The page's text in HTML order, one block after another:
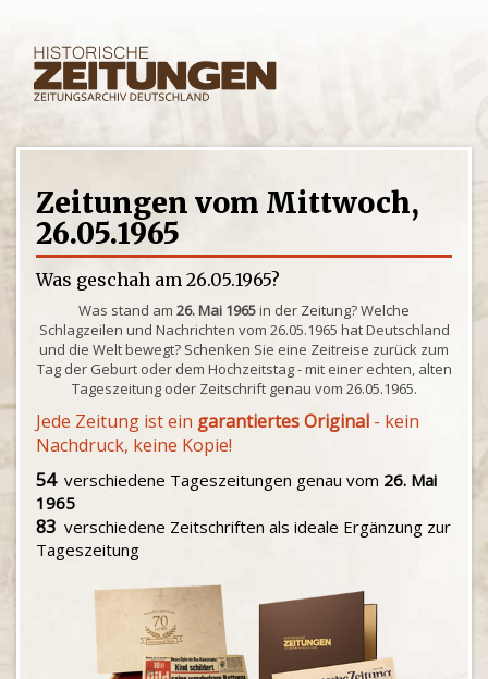
Zeitungen vom Mittwoch,
26.05.1965
Was geschah am 26.05.1965?
Was stand am 26. Mai 1965in der Zeitung? Welche
Schlagzeilen und Nachrichten vom 26.05.1965 hat Deutschland
und die Welt bewegt? Schenken Sie eine Zeitreise zurück zum
Tag der Geburt oder dem Hochzeitstag - mit einer echten, alten
Tageszeitung oder Zeitschrift genau vom 26.05.1965.
Jede Zeitung ist ein garantiertes Original - kein
Nachdruck, keine Kopie!
54verschiedene Tageszeitungen genau vom 26. Mai
1965
83 verschiedene Zeitschriften als ideale Ergänzung zur
Tageszeitung